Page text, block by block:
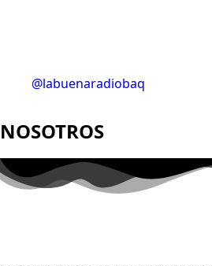
@labuenaradiobaq
NOSOTROS